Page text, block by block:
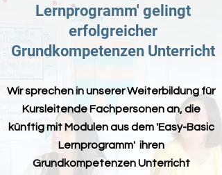
Lernprogramm' gelingt
erfolgreicher
Grundkompetenzen Unterricht
Wir sprechen in unserer Weiterbildung für
Kursleitende Fachpersonen an, die
künftig mit Modulen aus dem 'Easy-Basic
Lernprogramm' ihren
Grundkompetenzen Unterricht